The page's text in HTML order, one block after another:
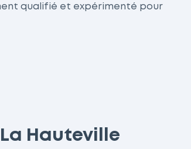
qualifié et expérimenté pour
Hauteville